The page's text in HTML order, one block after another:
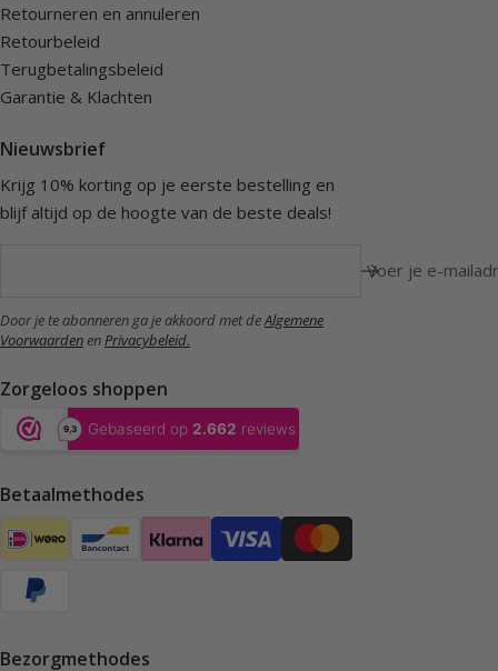
Retourneren en annuleren
Retourbeleid
Terugbetalingsbeleid
Garantie & Klachten
Nieuwsbrief
Krijg 10% korting op je eerste bestelling en
blijf altijd op de hoogte van de beste deals!
Voer je e-
Door je te abonneren ga je akkoord met deAlgemene
VoorwaardenenPrivacybeleid.
Zorgeloos shoppen
Betaalmethodes
Bezorgmethodes